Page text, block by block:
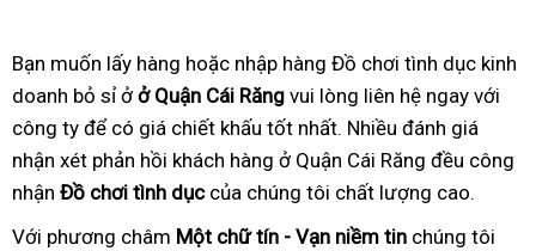
Bạn muốn lấy hàng hoặc nhập hàng Đồ chơi tình dục kinh
doanh bỏ sỉ ở ở Quận Cái Răng vui lòng liên hệ ngay với
công ty để có giá chiết khấu tốt nhất. Nhiều đánh giá
nhận xét phản hồi khách hàng ở Quận Cái Răng đều công
nhận Đồ chơi tình dụccủa chúng tôi chất lượng cao.
Với phương châm Một chữ tín - Vạn niềm tin chúng tôi